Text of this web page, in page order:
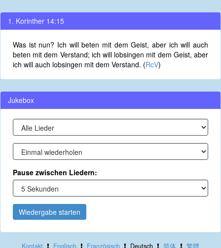
1. Korinther 14:15
Was ist nun? Ich will beten mit dem Geist, aber ich will auch
beten mit dem Verstand; ich will lobsingen mit dem Geist, aber
ich will auch lobsingen mit dem Verstand. (RcV)
Jukebox
Pause zwischen Liedern:
Wiedergabe starten
Kontakt Englisch Französisch Deutsch 简体 繁體